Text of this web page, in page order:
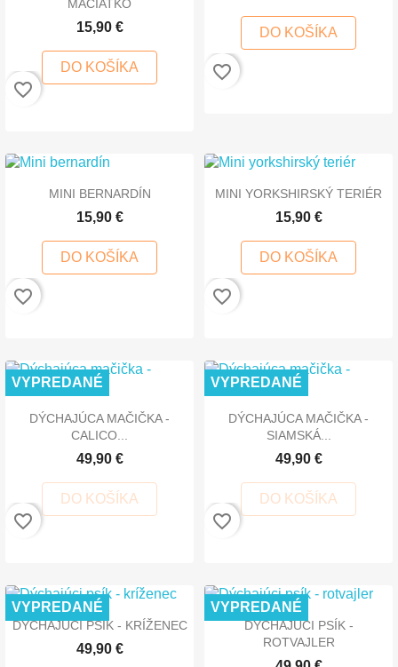
MAČIATKO
15,90 €
DO KOŠÍKA
favorite_border
DO KOŠÍKA
favorite_border
MINI BERNARDÍN
15,90 €
DO KOŠÍKA
favorite_border
MINI YORKSHIRSKÝ TERIÉR
15,90 €
DO KOŠÍKA
favorite_border
DÝCHAJÚCA MAČIČKA -
CALICO...
49,90 €
DO KOŠÍKA
VYPREDANÉ
favorite_border
DÝCHAJÚCA MAČIČKA -
SIAMSKÁ...
49,90 €
DO KOŠÍKA
VYPREDANÉ
favorite_border
DÝCHAJÚCI PSÍK - KRÍŽENEC
49,90 €
VYPREDANÉ
DÝCHAJÚCI PSÍK -
ROTVAJLER
VYPREDANÉ